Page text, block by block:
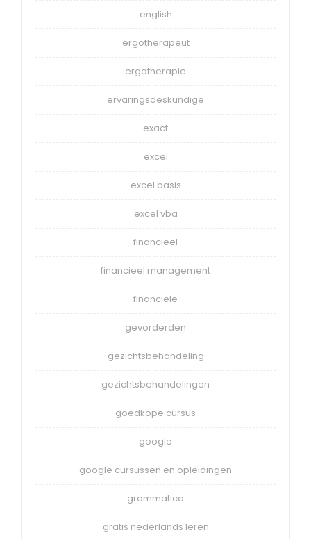
english
ergotherapeut
ergotherapie
ervaringsdeskundige
exact
excel
excel basis
excel vba
financieel
financieel management
financiele
gevorderden
gezichtsbehandeling
gezichtsbehandelingen
goedkope cursus
google
google cursussen en opleidingen
grammatica
gratis nederlands leren